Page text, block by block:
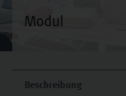
Modul
Beschreibung